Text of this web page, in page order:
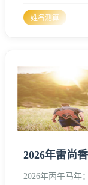
格刚毅、热情、
玥：二字之名的
姓名测算
2026年雷尚
2026年丙午马年